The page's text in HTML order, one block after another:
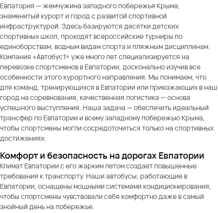
Евпатория — жемчужина западного побережья Крыма,
знаменитый курорт и город с развитой спортивной
инфраструктурой. Здесь базируются десятки детских
спортивных школ, проходят всероссийские турниры по
единоборствам, водным видам спорта и пляжным дисциплинам.
Компания «Автобус1» уже много лет специализируется на
перевозке спортсменов в Евпатории, досконально изучив все
особенности этого курортного направления. Мы понимаем, что
для команд, тренирующихся в Евпатории или приезжающих в наш
город на соревнования, качественная логистика — основа
успешного выступления. Наша задача — обеспечить идеальный
трансфер по Евпатории и всему западному побережью Крыма,
чтобы спортсмены могли сосредоточиться только на спортивных
достижениях.
Комфорт и безопасность на дорогах Евпатории
Климат Евпатории с его жарким летом создает повышенные
требования к транспорту. Наши автобусы, работающие в
Евпатории, оснащены мощными системами кондиционирования,
чтобы спортсмены чувствовали себя комфортно даже в самый
знойный день на побережье.